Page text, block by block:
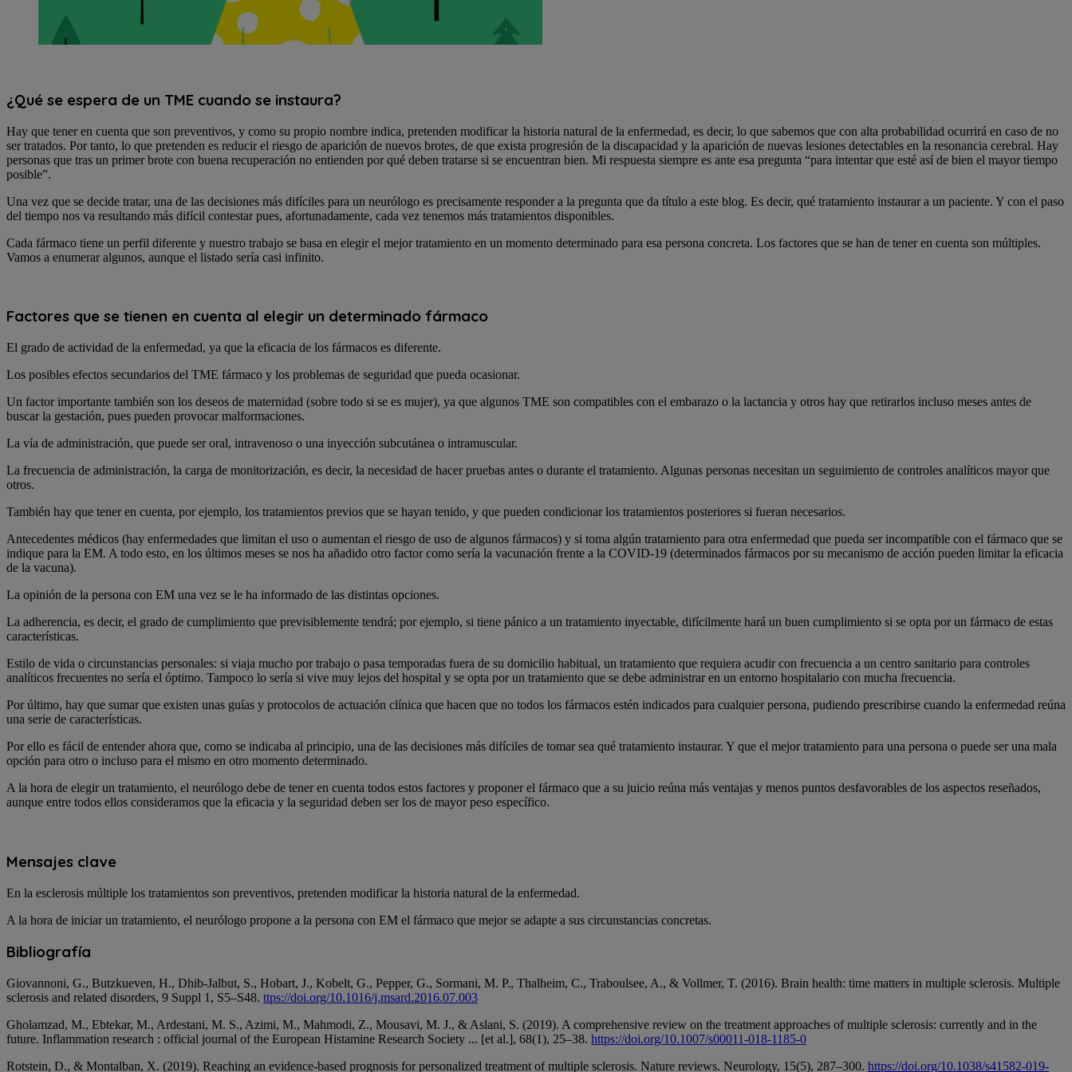
¿Qué se espera de un TME cuando se instaura?
Hay que tener en cuenta que son preventivos, y como su propio nombre indica, pretenden modificar la historia natural de la enfermedad, es decir, lo que sabemos que con alta probabilidad ocurrirá en caso de no
ser tratados. Por tanto, lo que pretenden es reducir el riesgo de aparición de nuevos brotes, de que exista progresión de la discapacidad y la aparición de nuevas lesiones detectables en la resonancia cerebral. Hay
personas que tras un primer brote con buena recuperación no entienden por qué deben tratarse si se encuentran bien. Mi respuesta siempre es ante esa pregunta “para intentar que esté así de bien el mayor tiempo
posible”.
Una vez que se decide tratar, una de las decisiones más difíciles para un neurólogo es precisamente responder a la pregunta que da título a este blog. Es decir, qué tratamiento instaurar a un paciente. Y con el paso
del tiempo nos va resultando más difícil contestar pues, afortunadamente, cada vez tenemos más tratamientos disponibles.
Cada fármaco tiene un perfil diferente y nuestro trabajo se basa en elegir el mejor tratamiento en un momento determinado para esa persona concreta. Los factores que se han de tener en cuenta son múltiples.
Vamos a enumerar algunos, aunque el listado sería casi infinito.
Factores que se tienen en cuenta al elegir un determinado fármaco
El grado de actividad de la enfermedad, ya que la eficacia de los fármacos es diferente.
Los posibles efectos secundarios del TME fármaco y los problemas de seguridad que pueda ocasionar.
Un factor importante también son los deseos de maternidad (sobre todo si se es mujer), ya que algunos TME son compatibles con el embarazo o la lactancia y otros hay que retirarlos incluso meses antes de
buscar la gestación, pues pueden provocar malformaciones.
La vía de administración, que puede ser oral, intravenoso o una inyección subcutánea o intramuscular.
La frecuencia de administración, la carga de monitorización, es decir, la necesidad de hacer pruebas antes o durante el tratamiento. Algunas personas necesitan un seguimiento de controles analíticos mayor que
otros.
También hay que tener en cuenta, por ejemplo, los tratamientos previos que se hayan tenido, y que pueden condicionar los tratamientos posteriores si fueran necesarios.
Antecedentes médicos (hay enfermedades que limitan el uso o aumentan el riesgo de uso de algunos fármacos) y si toma algún tratamiento para otra enfermedad que pueda ser incompatible con el fármaco que se
indique para la EM. A todo esto, en los últimos meses se nos ha añadido otro factor como sería la vacunación frente a la COVID-19 (determinados fármacos por su mecanismo de acción pueden limitar la eficacia
de la vacuna).
La opinión de la persona con EM una vez se le ha informado de las distintas opciones.
La adherencia, es decir, el grado de cumplimiento que previsiblemente tendrá; por ejemplo, si tiene pánico a un tratamiento inyectable, difícilmente hará un buen cumplimiento si se opta por un fármaco de estas
características.
Estilo de vida o circunstancias personales: si viaja mucho por trabajo o pasa temporadas fuera de su domicilio habitual, un tratamiento que requiera acudir con frecuencia a un centro sanitario para controles
analíticos frecuentes no sería el óptimo. Tampoco lo sería si vive muy lejos del hospital y se opta por un tratamiento que se debe administrar en un entorno hospitalario con mucha frecuencia.
Por último, hay que sumar que existen unas guías y protocolos de actuación clínica que hacen que no todos los fármacos estén indicados para cualquier persona, pudiendo prescribirse cuando la enfermedad reúna
una serie de características.
Por ello es fácil de entender ahora que, como se indicaba al principio, una de las decisiones más difíciles de tomar sea qué tratamiento instaurar. Y que el mejor tratamiento para una persona o puede ser una mala
opción para otro o incluso para el mismo en otro momento determinado.
A la hora de elegir un tratamiento, el neurólogo debe de tener en cuenta todos estos factores y proponer el fármaco que a su juicio reúna más ventajas y menos puntos desfavorables de los aspectos reseñados,
aunque entre todos ellos consideramos que la eficacia y la seguridad deben ser los de mayor peso específico.
Mensajes clave
En la esclerosis múltiple los tratamientos son preventivos, pretenden modificar la historia natural de la enfermedad.
A la hora de iniciar un tratamiento, el neurólogo propone a la persona con EM el fármaco que mejor se adapte a sus circunstancias concretas.
Bibliografía
Giovannoni, G., Butzkueven, H., Dhib-Jalbut, S., Hobart, J., Kobelt, G., Pepper, G., Sormani, M. P., Thalheim, C., Traboulsee, A., & Vollmer, T. (2016). Brain health: time matters in multiple sclerosis. Multiple
sclerosis and related disorders, 9 Suppl 1, S5–S48. ttps://doi.org/10.1016/j.msard.2016.07.003
Gholamzad, M., Ebtekar, M., Ardestani, M. S., Azimi, M., Mahmodi, Z., Mousavi, M. J., & Aslani, S. (2019). A comprehensive review on the treatment approaches of multiple sclerosis: currently and in the
future. Inflammation research : official journal of the European Histamine Research Society ... [et al.], 68(1), 25–38. https://doi.org/10.1007/s00011-018-1185-0
Rotstein, D., & Montalban, X. (2019). Reaching an evidence-based prognosis for personalized treatment of multiple sclerosis. Nature reviews. Neurology, 15(5), 287–300. https://doi.org/10.1038/s41582-019-